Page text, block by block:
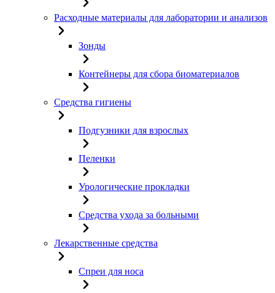
Расходные материалы для лаборатории и анализов
Зонды
Контейнеры для сбора биоматериалов
Средства гигиены
Подгузники для взрослых
Пеленки
Урологические прокладки
Средства ухода за больными
Лекарственные средства
Спреи для носа